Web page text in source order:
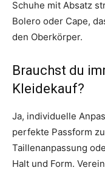
Schuhe mit Absatz
Bolero oder Cape,
den Oberkörper.
Brauchst du
Kleidekauf?
Ja, individuelle
perfekte Passform
Taillenanpassung
Halt und Form.